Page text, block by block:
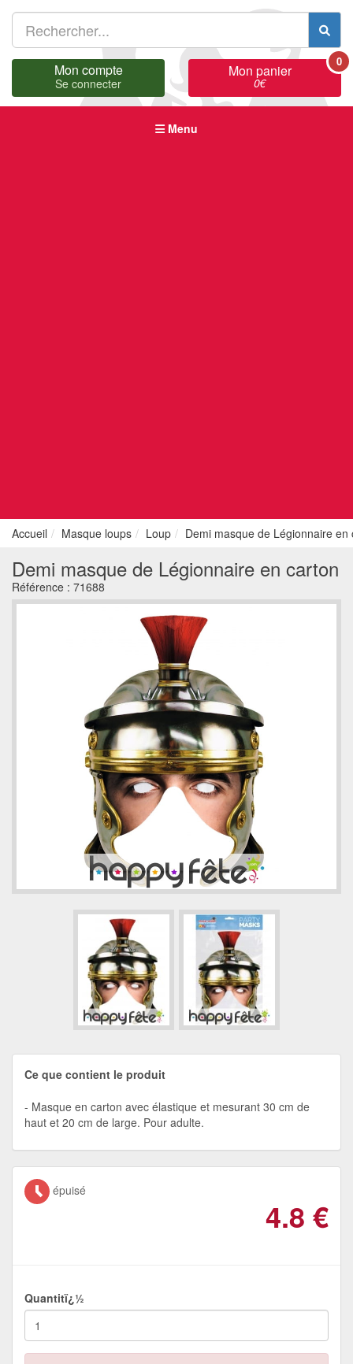
Mon compte
Se connecter
Mon panier
0€
0
Menu
Accueil Masque loups Loup Demi masque de Légionnaire en
Demi masque de Légionnaire en carton
Référence : 71688
Ce que contient le produit
Masque en carton avec élastique et mesurant 30 cm de
haut et 20 cm de large. Pour adulte.
épuisé
4.8 €
Quantitï¿½